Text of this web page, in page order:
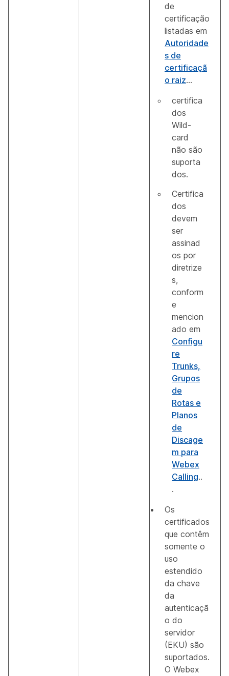
de
certificação
listadas em
Autoridade
s de
certificaçã
o raiz...
certifica
dos
Wild-
card
não são
suporta
dos.
Certifica
dos
devem
ser
assinad
os por
diretrize
s,
conform
e
mencion
ado em
Configu
re
Trunks,
Grupos
de
Rotas e
Planos
de
Discage
m para
Webex
Calling..
.
Os
certificados
que contêm
somente o
uso
estendido
da chave
da
autenticaçã
o do
servidor
(EKU) são
suportados.
O Webex